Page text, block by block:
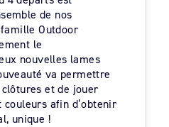
de nos
Outdoor
le
nouvelles lames
va permettre
et de jouer
afin d’obtenir
unique !